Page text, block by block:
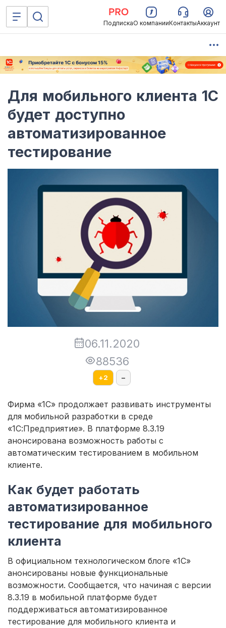
ПодпискаО компанииКонтактыАккаунт
Для мобильного клиента 1С
будет доступно
автоматизированное
тестирование
06.11.2020
88536
+2 –
Фирма «1С» продолжает развивать инструменты
для мобильной разработки в среде
«1С:Предприятие». В платформе 8.3.19
анонсирована возможность работы с
автоматическим тестированием в мобильном
клиенте.
Как будет работать
автоматизированное
тестирование для мобильного
клиента
В официальном технологическом блоге «1С»
анонсированы новые функциональные
возможности. Сообщается, что начиная с версии
8.3.19 в мобильной платформе будет
поддерживаться автоматизированное
тестирование для мобильного клиента и